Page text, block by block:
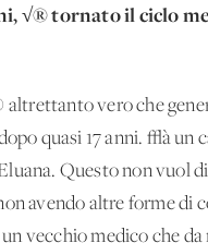
√® tornato il ciclo
vero che
quasi 17 anni. √à un
Questo non vuol
avendo altre forme
vecchio medico che